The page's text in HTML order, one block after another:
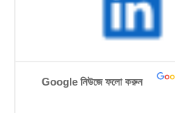
Google নিউজে ফলো করুন